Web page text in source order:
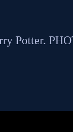
Potter.